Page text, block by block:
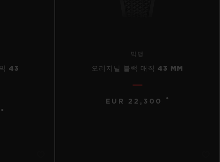
43
•
빅뱅
오리지널 블랙 매직 43 MM
EUR 22,300 •